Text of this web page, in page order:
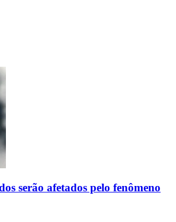
serão afetados pelo fenômeno